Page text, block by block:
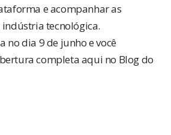
e acompanhar as
tecnológica.
no dia 9 de junho e você
completa aqui no Blog do